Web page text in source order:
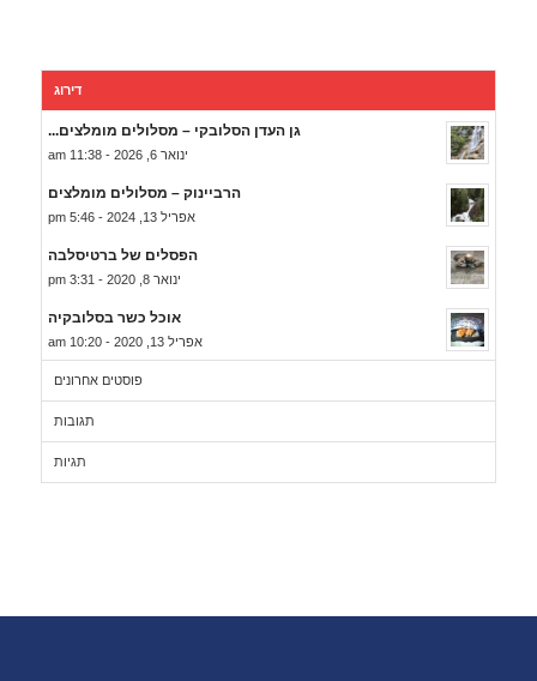
דירוג
גן העדן הסלובקי – מסלולים מומלצים...
ינואר 6, 2026 - 11:38 am
הרביינוק – מסלולים מומלצים
אפריל 13, 2024 - 5:46 pm
הפסלים של ברטיסלבה
ינואר 8, 2020 - 3:31 pm
אוכל כשר בסלובקיה
אפריל 13, 2020 - 10:20 am
פוסטים אחרונים
תגובות
תגיות